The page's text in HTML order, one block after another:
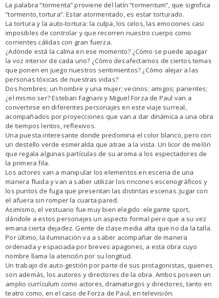
La palabra “tormenta” proviene del latín “tormentum”, que significa
“tormento, tortura”. Estar atormentado, es estar torturado.
La tortura y la auto-tortura: la culpa, los celos, las emociones casi
imposibles de controlar y que recorren nuestro cuerpo como
corrientes cálidas con gran fuerza.
¿Adónde está la calma en ese momento? ¿Cómo se puede apagar
la voz interior de cada uno? ¿Cómo desafectarnos de ciertos temas
que ponen en juego nuestros sentimientos? ¿Cómo alejar a las
personas tóxicas de nuestras vidas?
Dos hombres; un hombre y una mujer; vecinos; amigos; parientes;
¿el mismo ser? Esteban Fagnani y Miguel Forza de Paul van a
convertirse en diferentes personajes en este viaje surreal,
acompañados por proyecciones que van a dar dinámica a una obra
de tiempos lentos, reflexivos.
Una puesta interesante donde predomina el color blanco, pero con
un destello verde esmeralda que atrae a la vista. Un licor de melón
que regala algunas partículas de su aroma a los espectadores de
la primera fila.
Los actores van a manipular los elementos en escena de una
manera fluida y van a saber utilizar los rincones escenográficos y
los puntos de fuga que presentan las distintas escenas. Jugar con
el afuera sin romper la cuarta pared.
Asimismo, el vestuario fue muy bien elegido: elegante sport,
dándole a estos personajes un aspecto formal pero que a su vez
emana cierta dejadez. Gente de clase media alta que no da la talla.
Por último, la iluminación va a saber acompañar de manera
ordenada y espaciada por breves apagones, a esta obra cuyo
nombre llama la atención por su longitud.
Un trabajo de auto-gestión por parte de sus protagonistas, quienes
son además, los autores y directores de la obra. Ambos poseen un
amplio currículum como actores, dramaturgos y directores, tanto en
teatro como, en el caso de Forza de Paul, en televisión.